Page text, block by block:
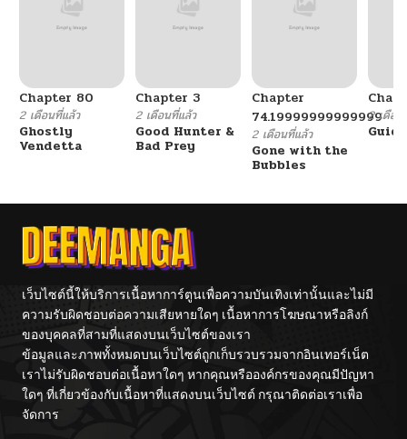
Chapter 80
2 เดือนที่แล้ว
Ghostly
Vendetta
Chapter 3
2 เดือนที่แล้ว
Good Hunter &
Bad Prey
Chapter
74.19999999999999
2 เดือนที่แล้ว
Gone with the
Bubbles
2 เดือน
เว็บไซต์นี้ให้บริการเนื้อหาการ์ตูนเพื่อความบันเทิงเท่านั้นและไม่มี
ความรับผิดชอบต่อความเสียหายใดๆ เนื้อหาการโฆษณาหรือลิงก์
ของบุคคลที่สามที่แสดงบนเว็บไซต์ของเรา
ข้อมูลและภาพทั้งหมดบนเว็บไซต์ถูกเก็บรวบรวมจากอินเทอร์เน็ต
เราไม่รับผิดชอบต่อเนื้อหาใดๆ หากคุณหรือองค์กรของคุณมีปัญหา
ใดๆ ที่เกี่ยวข้องกับเนื้อหาที่แสดงบนเว็บไซต์ กรุณาติดต่อเราเพื่อ
จัดการ